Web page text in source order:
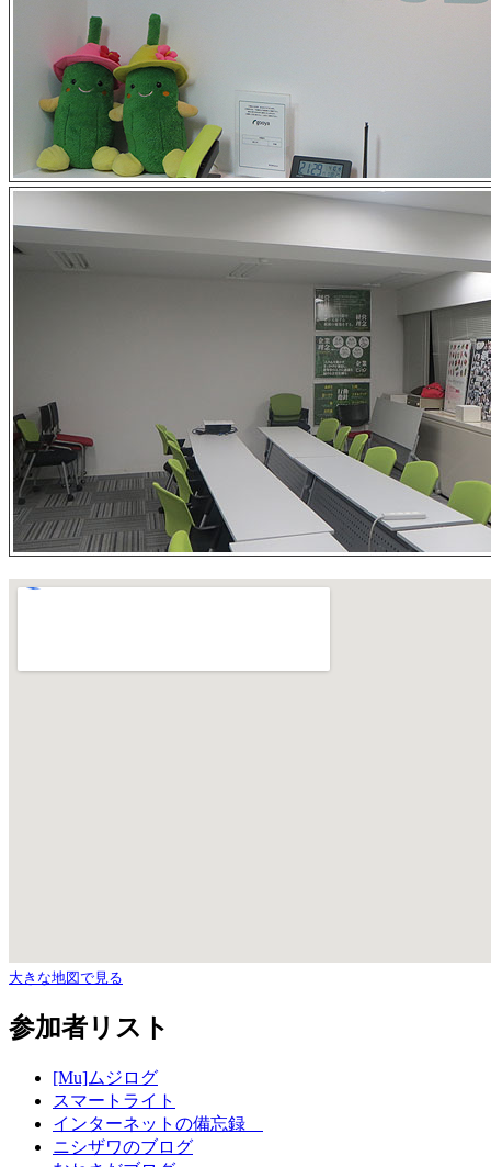
大きな地図で見る
参加者リスト
[Mu]ムジログ
スマートライト
インターネットの備忘録
ニシザワのブログ